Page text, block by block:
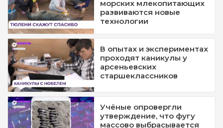
морских млекопитающих
развиваются новые
технологии
В опытах и экспериментах
проходят каникулы у
арсеньевских
старшеклассников
Учёные опровергли
утверждение, что фугу
массово выбрасывается